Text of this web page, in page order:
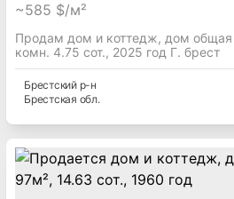
~585 $/м²
Продам дом и коттедж, дом
комн. 4.75 сот., 2025 год Г. брест
Брестский р-н
Брестская обл.